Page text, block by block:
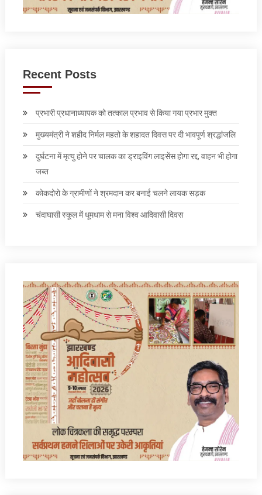
Recent Posts
प्रभारी प्रधानाध्यापक को तत्काल प्रभाव से किया गया प्रभार मुक्त
मुख्यमंत्री ने शहीद निर्मल महतो के शहादत दिवस पर दी भावपूर्ण श्रद्धांजलि
दुर्घटना में मृत्यु होने पर चालक का ड्राइविंग लाइसेंस होगा रद्द, वाहन भी होगा
जब्त
कोकदोरो के ग्रामीणों ने श्रमदान कर बनाई चलने लायक सड़क
चंदाघासी स्कूल में धूमधाम से मना विश्व आदिवासी दिवस